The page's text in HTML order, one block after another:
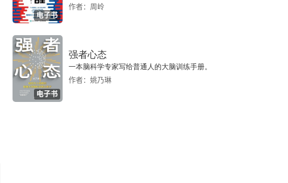
电子书
作者：周岭
电子书
强者心态
一本脑科学专家写给普通人的大脑训练手册。
作者：姚乃琳